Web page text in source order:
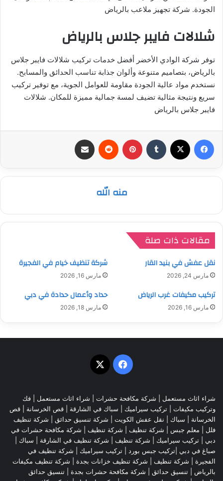
الجودة. شركة تجهيز ملاعب بالرياض
شلالات فايبر جلاس بالرياض
توفر شركة الوادي الأخضر أفضل خدمات تركيب شلالات فايبر جلاس
بالرياض، بتصاميم متنوعة وألوان جذابة تناسب الحدائق والمسابح.
نستخدم مواد عالية الجودة مقاومة للعوامل الجوية، مع توفير تركيب
سريع ونتيجة مثالية تضيف لمسة جمالية مميزة للمكان. شلالات
فايبر جلاس بالرياض
فيسبوك بينتيريست
منه الله
مقالات ذات صلة
نقل عفش في بنيد القار
مارس 24, 2026
شركة تنظيف خيام في الفجيرة
مارس 16, 2026
تركيب مكيفات غرب الرياض
مارس 16, 2026
حداد وأعمال حدادة في دبي
مارس 18, 2026
فيسبوك
‫X
شراء اثاث مستعمل شركة مكافحة حشرات شراء اثاث مستعمل
فك
وتركيب مكيفات | تركيب سيراميك | سباك في الشارقة قص الخرسانة | قص
الخرسانة | سباك نقل عفش الكويت شركة تنسيق حدائق
شركة تنظيف
فلل
معلم جبس شركة تنظيف شركة تنظيف
شركة مكافحة حشرات في
دبي
تركيب سيراميك شركة تنظيف شركة تنظيف في الشارقة | سباك |
صباغ في دبي |تركيب جبس بورد | تركيب سيراميك
شركة تنظيف في
الفجيرة
شركة تنظيف شركة تنظيف خزانات بجدة
شركة تنظيف مكيفات
بالرياض
تنسيق حدائق شركة مكافحة حشرات بجدة
تنسيق حدائق